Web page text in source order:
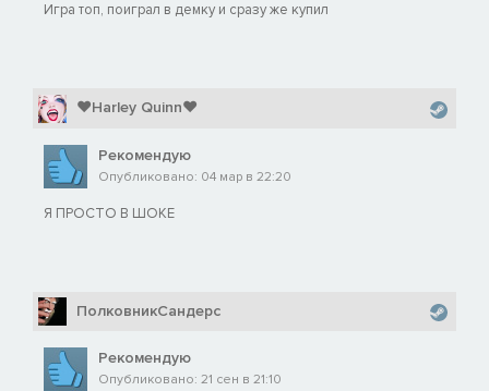
Игра топ, поиграл в демку и сразу же купил
❤Harley Quinn❤
Рекомендую
Опубликовано: 04 мар в 22:20
Я ПРОСТО В ШОКЕ
ПолковникСандерс
Рекомендую
Опубликовано: 21 сен в 21:10